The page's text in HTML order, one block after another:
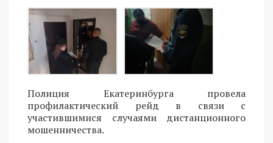
Полиция Екатеринбурга провела
профилактический рейд в связи с
участившимися случаями дистанционного
мошенничества.